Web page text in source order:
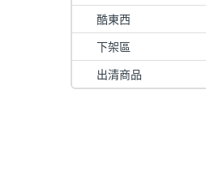
酷東西
下架區
出清商品